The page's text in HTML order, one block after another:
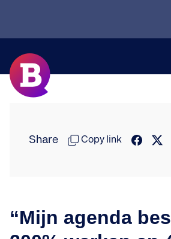
Share Copy link
“Mijn agenda